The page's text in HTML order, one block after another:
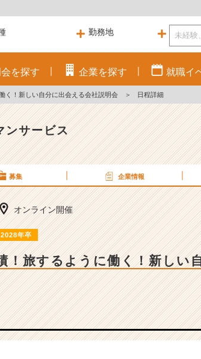
を探す 企業を探す 就職イ
く！新しい自分に出会える会社説明会 ＞ 日程詳細
ンサービス
募集 企業情報
オンライン開催
2028年卒
！旅するように働く！新しい